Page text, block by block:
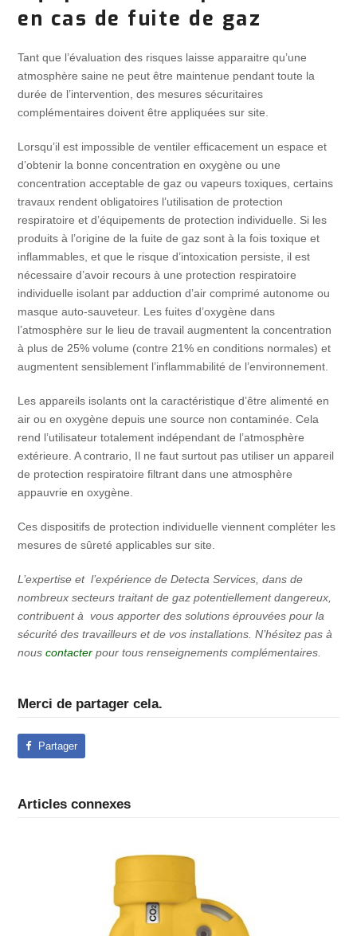
en cas de fuite de gaz
Tant que l’évaluation des risques laisse apparaitre qu’une
atmosphère saine ne peut être maintenue pendant toute la
durée de l’intervention, des mesures sécuritaires
complémentaires doivent être appliquées sur site.
Lorsqu’il est impossible de ventiler efficacement un espace et
d’obtenir la bonne concentration en oxygène ou une
concentration acceptable de gaz ou vapeurs toxiques, certains
travaux rendent obligatoires l’utilisation de protection
respiratoire et d’équipements de protection individuelle. Si les
produits à l’origine de la fuite de gaz sont à la fois toxique et
inflammables, et que le risque d’intoxication persiste, il est
nécessaire d’avoir recours à une protection respiratoire
individuelle isolant par adduction d’air comprimé autonome ou
masque auto-sauveteur. Les fuites d’oxygène dans
l’atmosphère sur le lieu de travail augmentent la concentration
à plus de 25% volume (contre 21% en conditions normales) et
augmentent sensiblement l’inflammabilité de l’environnement.
Les appareils isolants ont la caractéristique d’être alimenté en
air ou en oxygène depuis une source non contaminée. Cela
rend l’utilisateur totalement indépendant de l’atmosphère
extérieure. A contrario, Il ne faut surtout pas utiliser un appareil
de protection respiratoire filtrant dans une atmosphère
appauvrie en oxygène.
Ces dispositifs de protection individuelle viennent compléter les
mesures de sûreté applicables sur site.
L’expertise et l’expérience de Detecta Services, dans de
nombreux secteurs traitant de gaz potentiellement dangereux,
contribuent à vous apporter des solutions éprouvées pour la
sécurité des travailleurs et de vos installations. N’hésitez pas à
nouscontacter pour tous renseignements complémentaires.
Merci de partager cela.
Partager
Articles connexes